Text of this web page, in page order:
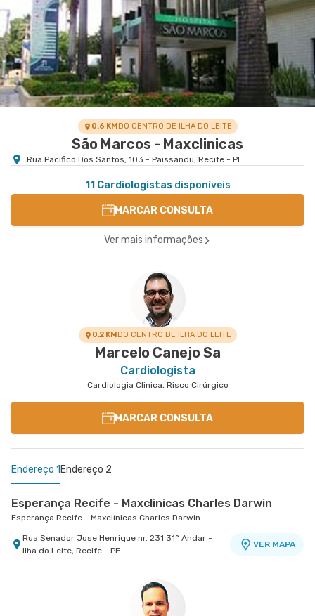
0.6 KMDO CENTRO DE ILHA DO LEITE
São Marcos - Maxclinicas
Rua Pacífico Dos Santos, 103 - Paissandu, Recife - PE
11 Cardiologistas disponíveis
MARCAR CONSULTA
Ver mais informações
0.2 KMDO CENTRO DE ILHA DO LEITE
Marcelo Canejo Sa
Cardiologista
Cardiologia Clinica, Risco Cirúrgico
MARCAR CONSULTA
Endereço 1 Endereço 2
Esperança Recife - Maxclinicas Charles Darwin
Esperança Recife - Maxclínicas Charles Darwin
Rua Senador Jose Henrique nr. 231 31° Andar -
Ilha do Leite, Recife - PE
VER MAPA
Esperança Olinda - Maxclinicas Patteo
Rua Professor Carmelita Soares de Muniz de
Araujo nr. 255 - Casa Caiada, Olinda - PE